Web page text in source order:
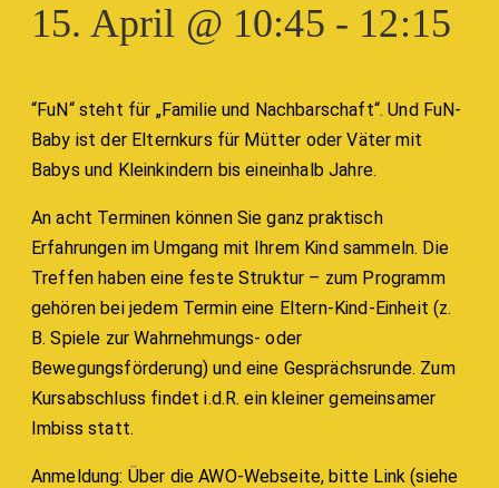
15. April @ 10:45 - 12:15
“FuN“ steht für „Familie und Nachbarschaft“. Und FuN-
Baby ist der Elternkurs für Mütter oder Väter mit
Babys und Kleinkindern bis eineinhalb Jahre.
An acht Terminen können Sie ganz praktisch
Erfahrungen im Umgang mit Ihrem Kind sammeln. Die
Treffen haben eine feste Struktur – zum Programm
gehören bei jedem Termin eine Eltern-Kind-Einheit (z.
B. Spiele zur Wahrnehmungs- oder
Bewegungsförderung) und eine Gesprächsrunde. Zum
Kursabschluss findet i.d.R. ein kleiner gemeinsamer
Imbiss statt.
Anmeldung: Über die AWO-Webseite, bitte Link (siehe